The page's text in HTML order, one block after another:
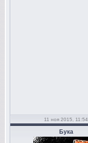
11 ноя 2015, 11:54
Бука